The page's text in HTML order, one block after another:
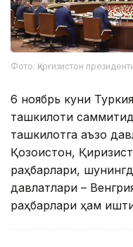
Фото: Қирғизистон
6 ноябрь куни
ташкилоти
ташкилотга аъзо
Қозоғистон,
раҳбарлари,
давлатлари –
раҳбарлари ҳам